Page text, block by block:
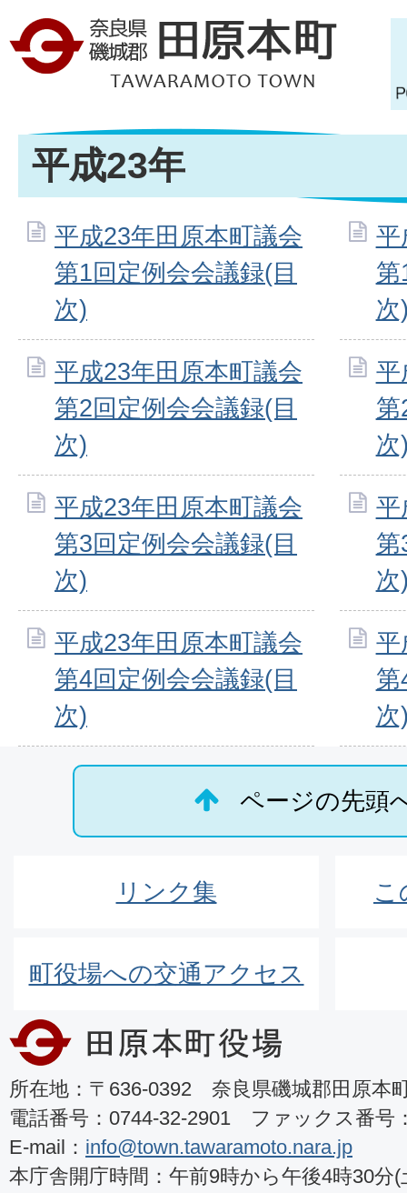
平成23年
平成23年田原本町議会
第1回定例会会議録(目
次)
平
第
次
平成23年田原本町議会
第2回定例会会議録(目
次)
平
第
次
平成23年田原本町議会
第3回定例会会議録(目
次)
平
第
次
平成23年田原本町議会
第4回定例会会議録(目
次)
平
第
次
ページの先頭
リンク集 こ
町役場への交通アクセス
所在地：〒636-0392 奈良県磯城郡田原本
電話番号：0744-32-2901 ファックス番号
E-mail： info@town.tawaramoto.nara.jp
本庁舎開庁時間：午前9時から午後4時30分